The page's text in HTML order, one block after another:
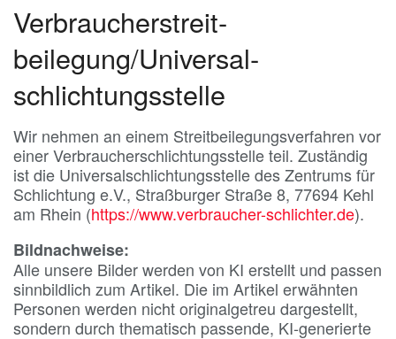
Verbraucher­streit­
beilegung/Universal­
schlichtungs­stelle
Wir nehmen an einem Streitbeilegungsverfahren vor
einer Verbraucherschlichtungsstelle teil. Zuständig
ist die Universalschlichtungsstelle des Zentrums für
Schlichtung e.V., Straßburger Straße 8, 77694 Kehl
am Rhein (https://www.verbraucher-schlichter.de).
Bildnachweise:
Alle unsere Bilder werden von KI erstellt und passen
sinnbildlich zum Artikel. Die im Artikel erwähnten
Personen werden nicht originalgetreu dargestellt,
sondern durch thematisch passende, KI-generierte